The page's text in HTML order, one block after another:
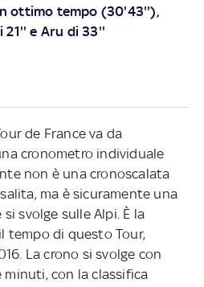
ottimo tempo (30'43''),
21'' e Aru di 33''
de France va da
cronometro individuale
non è una cronoscalata
ma è sicuramente una
svolge sulle Alpi. È la
tempo di questo Tour,
La crono si svolge con
con la classifica